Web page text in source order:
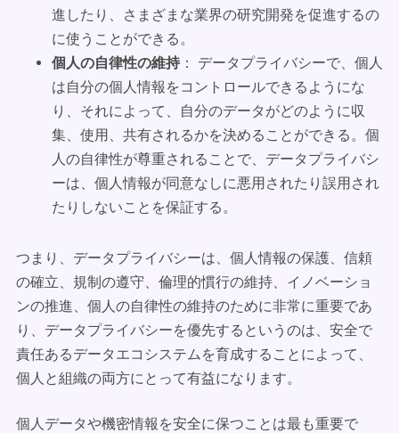
進したり、さまざまな業界の研究開発を促進するの
に使うことができる。
個人の自律性の維持 ： データプライバシーで、個人
は自分の個人情報をコントロールできるようにな
り、それによって、自分のデータがどのように収
集、使用、共有されるかを決めることができる。個
人の自律性が尊重されることで、データプライバシ
ーは、個人情報が同意なしに悪用されたり誤用され
たりしないことを保証する。
つまり、データプライバシーは、個人情報の保護、信頼
の確立、規制の遵守、倫理的慣行の維持、イノベーショ
ンの推進、個人の自律性の維持のために非常に重要であ
り、データプライバシーを優先するというのは、安全で
責任あるデータエコシステムを育成することによって、
個人と組織の両方にとって有益になります。
個人データや機密情報を安全に保つことは最も重要で